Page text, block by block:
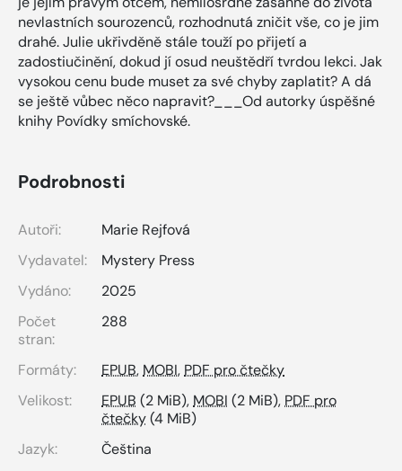
nevlastních sourozenců, rozhodnutá zničit vše, co je jim
drahé. Julie ukřivděně stále touží po přijetí a
zadostiučinění, dokud jí osud neuštědří tvrdou lekci. Jak
vysokou cenu bude muset za své chyby zaplatit? A dá
se ještě vůbec něco napravit?___Od autorky úspěšné
knihy Povídky smíchovské.
Podrobnosti
Autoři:
Marie Rejfová
Vydavatel:
Mystery Press
Vydáno:
2025
Počet
stran:
288
Formáty: EPUB, MOBI, PDF pro čtečky
Velikost:
EPUB (2 MiB), MOBI (2 MiB), PDF pro
čtečky(4 MiB)
Jazyk:
Čeština